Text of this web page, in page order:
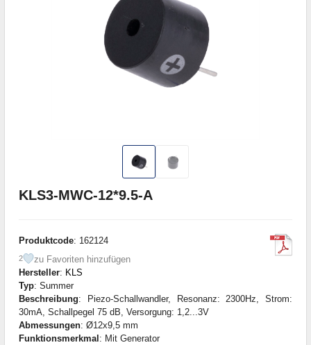
KLS3-MWC-12*9.5-A
Produktcode: 162124
2
zu Favoriten hinzufügen
Hersteller: KLS
Typ: Summer
Beschreibung: Piezo-Schallwandler, Resonanz: 2300Hz, Strom:
30mA, Schallpegel 75 dB, Versorgung: 1,2...3V
Abmessungen: Ø12x9,5 mm
Funktionsmerkmal: Mit Generator